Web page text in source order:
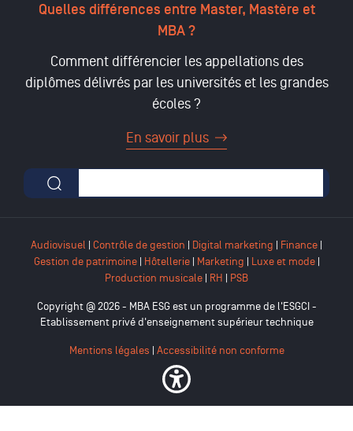
Quelles différences entre Master, Mastère et
MBA ?
Comment différencier les appellations des
diplômes délivrés par les universités et les grandes
écoles ?
En savoir plus
Formulaire de recherche
Audiovisuel | Contrôle de gestion | Digital marketing | Finance |
Gestion de patrimoine| Hôtellerie| Marketing | Luxe et mode|
Production musicale | RH | PSB
Copyright @ 2026 - MBA ESG est un programme de l'ESGCI -
Etablissement privé d'enseignement supérieur technique
Mentions légales Accessibilité non conforme